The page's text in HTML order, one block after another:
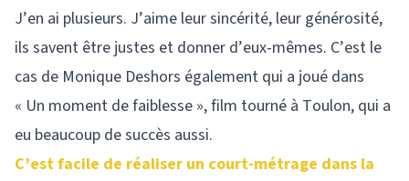
J’en ai plusieurs. J’aime leur sincérité, leur générosité,
ils savent être justes et donner d’eux-mêmes. C’est le
cas de Monique Deshors également qui a joué dans
« Un moment de faiblesse », film tourné à Toulon, qui a
eu beaucoup de succès aussi.
C’est facile de réaliser un court-métrage dans la